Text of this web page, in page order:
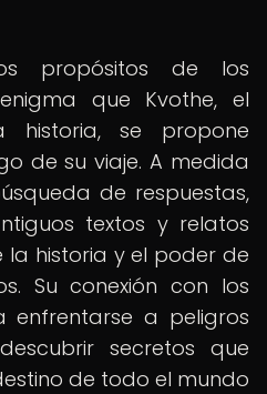
propósitos de los
que Kvothe, el
historia, se propone
de su viaje. A medida
de respuestas,
textos y relatos
la historia y el poder de
Su conexión con los
enfrentarse a peligros
secretos que
de todo el mundo